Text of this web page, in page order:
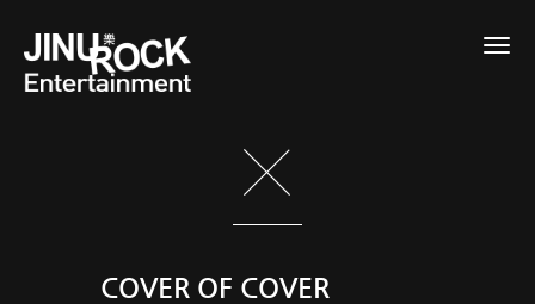
COVER OF COVER